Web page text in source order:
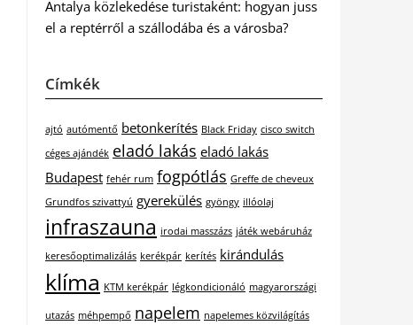
Antalya közlekedése turistaként: hogyan juss
el a reptérről a szállodába és a városba?
Címkék
ajtó autómentő betonkerítés Black Friday cisco switch
céges ajándék eladó lakás eladó lakás
Budapest fehér rum fogpótlás Greffe de cheveux
Grundfos szivattyú gyerekülés gyöngy illóolaj
infraszauna irodai masszázs játék webáruház
keresőoptimalizálás kerékpár kerítés kirándulás
klíma KTM kerékpár légkondicionáló magyarországi
utazás méhpempő napelem napelemes közvilágítás